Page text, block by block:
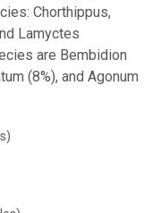
Chorthippus,
Lamyctes
are Bembidion
(8%), and Agonum